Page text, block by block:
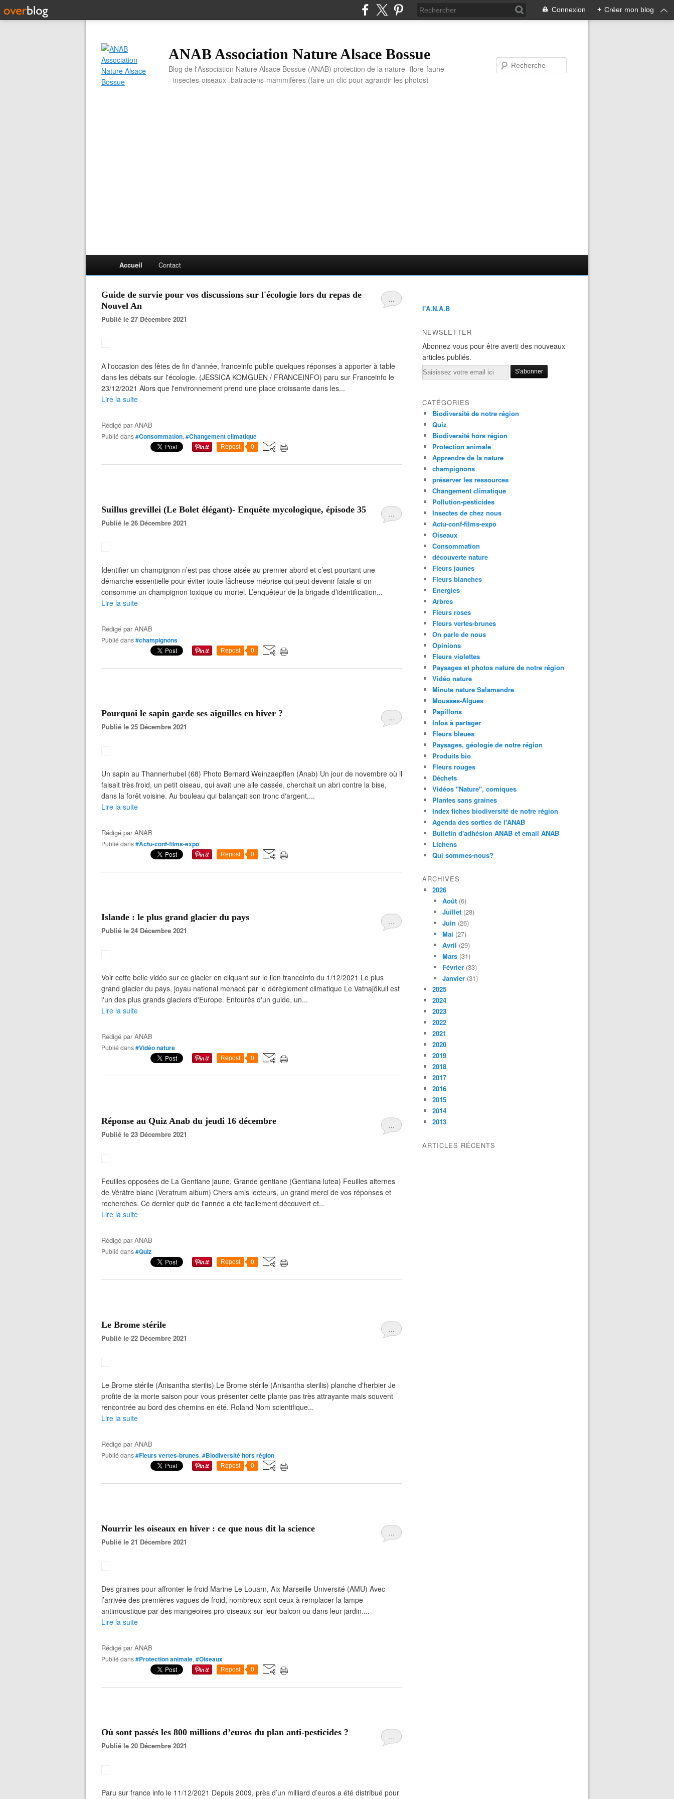
Connexion + Créer mon blog
ANAB Association Nature Alsace Bossue
Blog de l'Association Nature Alsace Bossue (ANAB) protection de la nature- flore-faune-
- insectes-oiseaux- batraciens-mammifères (faire un clic pour agrandir les photos)
Accueil Contact
…
Guide de survie pour vos discussions sur l'écologie lors du repas de
Nouvel An
Publié le 27 Décembre 2021
A l'occasion des fêtes de fin d'année, franceinfo publie quelques réponses à apporter à table
dans les débats sur l'écologie. (JESSICA KOMGUEN / FRANCEINFO) paru sur Franceinfo le
23/12/2021 Alors que l'environnement prend une place croissante dans les...
Lire la suite
Rédigé parANAB
Publié dans#Consommation, #Changement climatique
Repost 0
…
Suillus grevillei (Le Bolet élégant)- Enquête mycologique, épisode 35
Publié le 26 Décembre 2021
Identifier un champignon n’est pas chose aisée au premier abord et c’est pourtant une
démarche essentielle pour éviter toute fâcheuse méprise qui peut devenir fatale si on
consomme un champignon toxique ou mortel. L’enquêteur de la brigade d’identification...
Lire la suite
Rédigé parANAB
Publié dans#champignons
Repost 0
…
Pourquoi le sapin garde ses aiguilles en hiver ?
Publié le 25 Décembre 2021
Un sapin au Thannerhubel (68) Photo Bernard Weinzaepflen (Anab) Un jour de novembre où il
faisait très froid, un petit oiseau, qui avait une aile cassée, cherchait un abri contre la bise,
dans la forêt voisine. Au bouleau qui balançait son tronc d'argent,...
Lire la suite
Rédigé parANAB
Publié dans#Actu-conf-films-expo
Repost 0
…
Islande : le plus grand glacier du pays
Publié le 24 Décembre 2021
Voir cette belle vidéo sur ce glacier en cliquant sur le lien franceinfo du 1/12/2021 Le plus
grand glacier du pays, joyau national menacé par le dérèglement climatique Le Vatnajökull est
l'un des plus grands glaciers d'Europe. Entourés d'un guide, un...
Lire la suite
Rédigé parANAB
Publié dans#Vidéo nature
Repost 0
…
Réponse au Quiz Anab du jeudi 16 décembre
Publié le 23 Décembre 2021
Feuilles opposées de La Gentiane jaune, Grande gentiane (Gentiana lutea) Feuilles alternes
de Vérâtre blanc (Veratrum album) Chers amis lecteurs, un grand merci de vos réponses et
recherches. Ce dernier quiz de l'année a été facilement découvert et...
Lire la suite
Rédigé parANAB
Publié dans#Quiz
Repost 0
…
Le Brome stérile
Publié le 22 Décembre 2021
Le Brome stérile (Anisantha sterilis) Le Brome stérile (Anisantha sterilis) planche d'herbier Je
profite de la morte saison pour vous présenter cette plante pas très attrayante mais souvent
rencontrée au bord des chemins en été. Roland Nom scientifique...
Lire la suite
Rédigé parANAB
Publié dans#Fleurs vertes-brunes, #Biodiversité hors région
Repost 0
…
Nourrir les oiseaux en hiver : ce que nous dit la science
Publié le 21 Décembre 2021
Des graines pour affronter le froid Marine Le Louarn, Aix-Marseille Université (AMU) Avec
l’arrivée des premières vagues de froid, nombreux sont ceux à remplacer la lampe
antimoustique par des mangeoires pro-oiseaux sur leur balcon ou dans leur jardin....
Lire la suite
Rédigé parANAB
Publié dans#Protection animale, #Oiseaux
Repost 0
…
Où sont passés les 800 millions d’euros du plan anti-pesticides ?
Publié le 20 Décembre 2021
Paru sur france info le 11/12/2021 Depuis 2009, près d’un milliard d’euros a été distribué pour
l'A.N.A.B
NEWSLETTER
Abonnez-vous pour être averti des nouveaux
articles publiés.
Email
CATÉGORIES
Biodiversité de notre région
Quiz
Biodiversité hors région
Protection animale
Apprendre de la nature
champignons
préserver les ressources
Changement climatique
Pollution-pesticides
Insectes de chez nous
Actu-conf-films-expo
Oiseaux
Consommation
découverte nature
Fleurs jaunes
Fleurs blanches
Energies
Arbres
Fleurs roses
Fleurs vertes-brunes
On parle de nous
Opinions
Fleurs violettes
Paysages et photos nature de notre région
Vidéo nature
Minute nature Salamandre
Mousses-Algues
Papillons
Infos à partager
Fleurs bleues
Paysages, géologie de notre région
Produits bio
Fleurs rouges
Déchets
Vidéos "Nature", comiques
Plantes sans graines
Index fiches biodiversité de notre région
Agenda des sorties de l'ANAB
Bulletin d'adhésion ANAB et email ANAB
Lichens
Qui sommes-nous?
ARCHIVES
2026
Août (6)
Juillet (28)
Juin (26)
Mai (27)
Avril (29)
Mars (31)
Février (33)
Janvier (31)
2025
2024
2023
2022
2021
2020
2019
2018
2017
2016
2015
2014
2013
ARTICLES RÉCENTS